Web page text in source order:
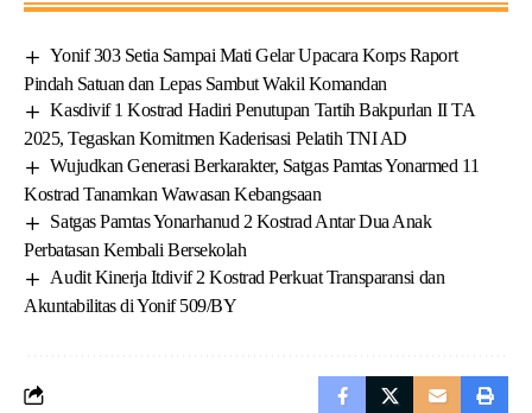
Yonif 303 Setia Sampai Mati Gelar Upacara Korps Raport
Pindah Satuan dan Lepas Sambut Wakil Komandan
Kasdivif 1 Kostrad Hadiri Penutupan Tartih Bakpurlan II TA
2025, Tegaskan Komitmen Kaderisasi Pelatih TNI AD
Wujudkan Generasi Berkarakter, Satgas Pamtas Yonarmed 11
Kostrad Tanamkan Wawasan Kebangsaan
Satgas Pamtas Yonarhanud 2 Kostrad Antar Dua Anak
Perbatasan Kembali Bersekolah
Audit Kinerja Itdivif 2 Kostrad Perkuat Transparansi dan
Akuntabilitas di Yonif 509/BY